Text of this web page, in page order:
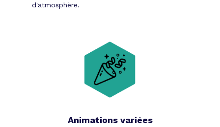
En décrivant rapidement vos besoins,
Tibby se charge ensuite de vous mettre
en relation avec les experts qualifiés
dans chaque domaine cité, en passant
par les agences événementielles
éléments encore plus alternatifs, faites
d'atmosphère.
Animations variées